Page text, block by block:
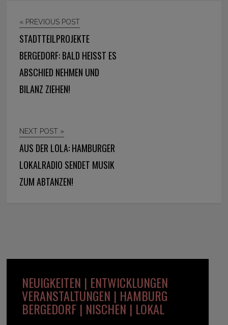
« PREVIOUS POST
STADTTEILPROJEKTE
BERGEDORF: BALD HEISST ES A
BSCHIED NEHMEN UND B
ILANZ ZIEHEN!
NEXT POST »
AUS DER LOLA: HAMBURGER
LOKALRADIO SENDET MUSIK
ZUM ABTANZEN!
NEUIGKEITEN | ENTWICKLUNGEN
VERANSTALTUNGEN | HAMBURG
BERGEDORF | NISCHEN | LOKAL